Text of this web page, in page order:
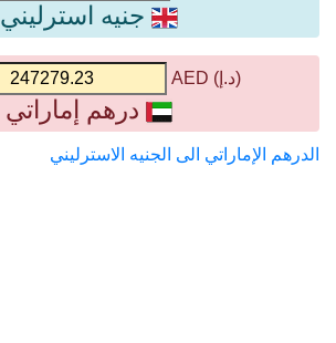
جنيه استرليني
(د.إ) AED
درهم إماراتي
الدرهم الإماراتي الى الجنيه الاسترليني